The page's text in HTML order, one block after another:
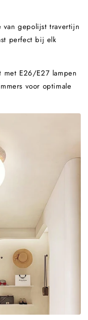
van gepolijst travertijn
perfect bij elk
met E26/E27 lampen
voor optimale